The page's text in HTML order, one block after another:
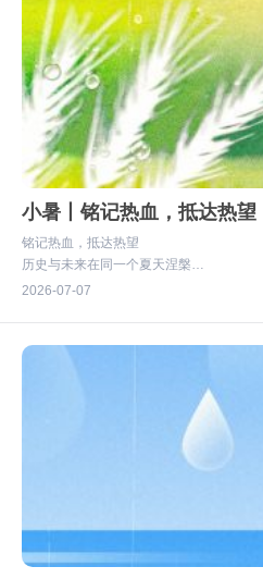
小暑丨铭记热血，抵达热望
铭记热血，抵达热望
历史与未来在同一个夏天涅槃
暴雨之后，终有麦浪千层
2026 07-07